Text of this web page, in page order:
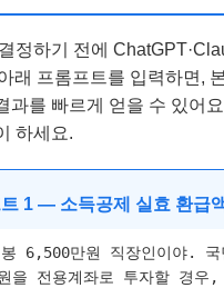
정하기 전에
래 프롬프트를 입력하면,
과를 빠르게 얻을 수 있어
하세요.
트 1 — 소득공제 실효 환급
6,500만원 직장인이야. 국
을 전용계좌로 투자할 경우,